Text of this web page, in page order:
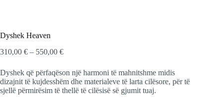
Dyshek Heaven
310,00 € – 550,00 €Price
310,00 €
through
550,00 €
Dyshek që përfaqëson një harmoni të mahnitshme midis
dizajnit të kujdesshëm dhe materialeve të larta cilësore, për të
sjellë përmirësim të thellë të cilësisë së gjumit tuaj.